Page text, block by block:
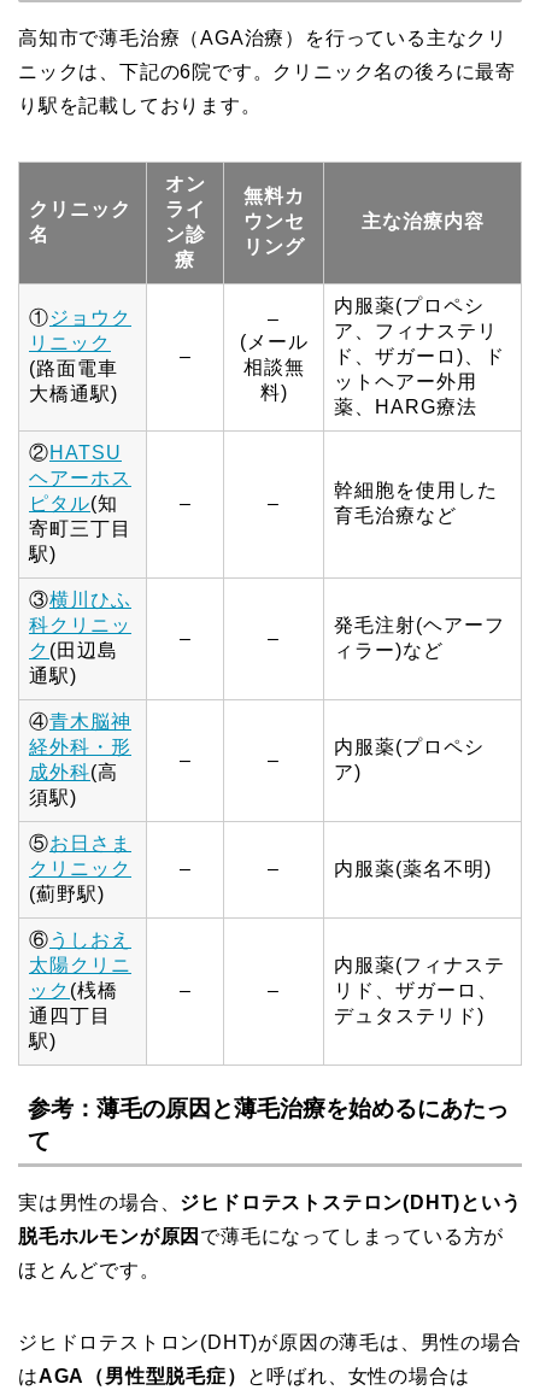
高知市で薄毛治療（AGA治療）を行っている主なクリ
ニックは、下記の6院です。クリニック名の後ろに最寄
り駅を記載しております。
クリニック
名
オン
ライ
ン診
療
無料カ
ウンセ
リング
主な治療内容
①ジョウク
リニック
(路面電車
大橋通駅)
–
–
(メール
相談無
料)
内服薬(プロペシ
ア、フィナステリ
ド、ザガーロ)、ド
ットヘアー外用
薬、HARG療法
②HATSU
ヘアーホス
ピタル(知
寄町三丁目
駅)
– –
幹細胞を使用した
育毛治療など
③横川ひふ
科クリニッ
ク (田辺島
通駅)
– –
発毛注射(ヘアーフ
ィラー)など
④青木脳神
経外科・形
成外科(高
須駅)
– –
内服薬(プロペシ
ア)
⑤お日さま
クリニック
(薊野駅)
– – 内服薬(薬名不明)
⑥ うしおえ
太陽クリニ
ック (桟橋
通四丁目
駅)
– –
内服薬(フィナステ
リド、ザガーロ、
デュタステリド)
参考：薄毛の原因と薄毛治療を始めるにあたっ
て
実は男性の場合、 ジヒドロテストステロン(DHT)という
脱毛ホルモンが原因 で薄毛になってしまっている方が
ほとんどです。
ジヒドロテストロン(DHT)が原因の薄毛は、男性の場合
はAGA（男性型脱毛症） と呼ばれ、女性の場合は